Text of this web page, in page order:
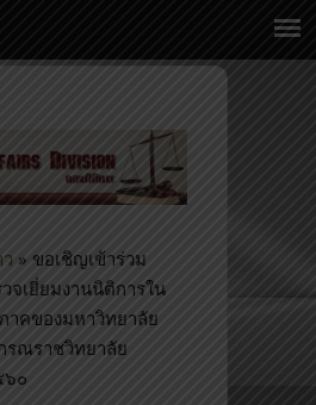
» ขอเชิญเข้าร่วม
จเยี่ยมงานนิติการใน
าคของมหาวิทยาลัย
รณราชวิทยาลัย
๖๐